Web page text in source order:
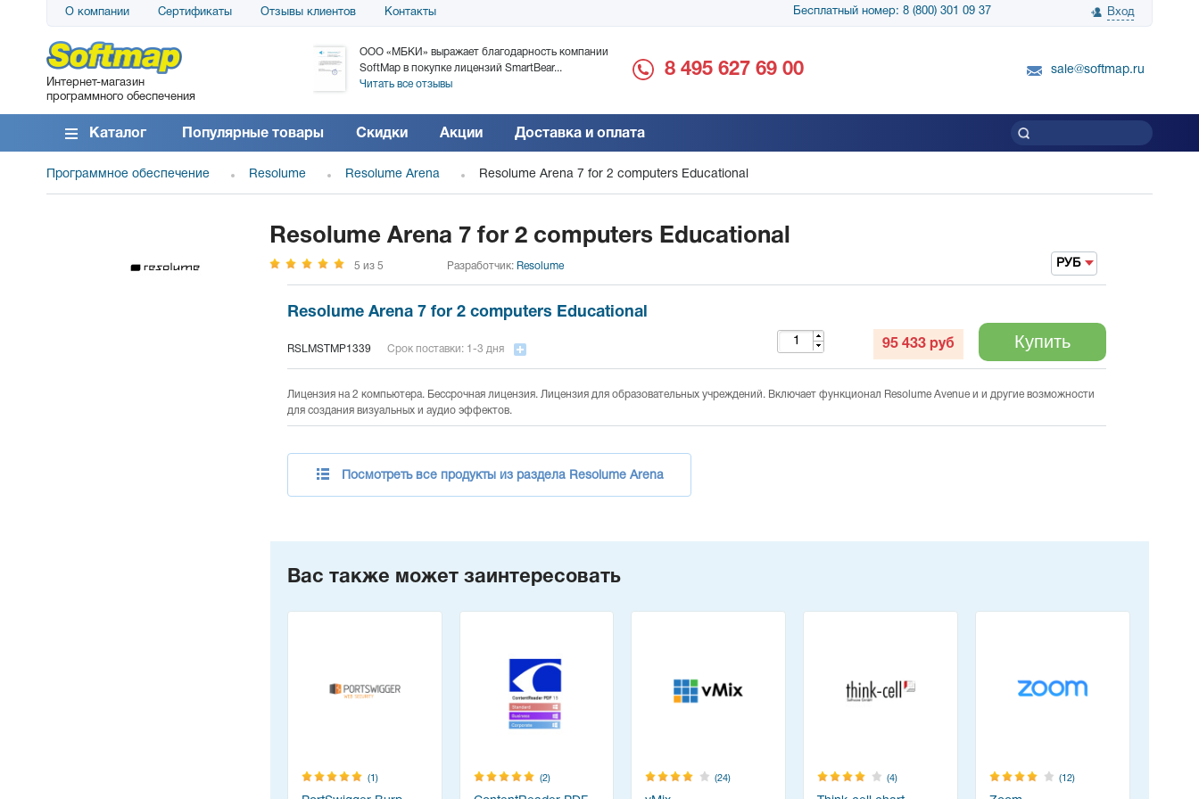
О компании Сертификаты Отзывы клиентов Контакты Бесплатный номер: 8 (800) 301 09 37 Вход
Интернет-магазин
программного обеспечения
АО «АТС» благодарит компанию SoftMap за
поставку программного обеспечения SolarWinds
DameWare...
Читать все отзывы
ООО «МБКИ» выражает благодарность компании
SoftMap в покупке лицензий SmartBear...
Читать все отзывы
благодарность за поставку SnapGene...
благодарность SoftMap за помощь в
8 495 627 69 00 sale@softmap.ru
Каталог Популярные товары Скидки Акции Доставка и оплата
Программное обеспечение Resolume Resolume Arena Resolume Arena 7 for 2 computers Educational
Resolume Arena 7 for 2 computers Educational
5 из 5 Разработчик: Resolume РУБ
Resolume Arena 7 for 2 computers Educational
RSLMSTMP1339 Срок поставки: 1-3 дня 95 433 руб Купить
Лицензия на 2 компьютера. Бессрочная лицензия. Лицензия для образовательных учреждений. Включает функционал Resolume Avenue и и другие возможности
для создания визуальных и аудио эффектов.
Посмотреть все продукты из раздела Resolume Arena
Вас также может заинтересовать
(1) (2) (24) (4) (12)